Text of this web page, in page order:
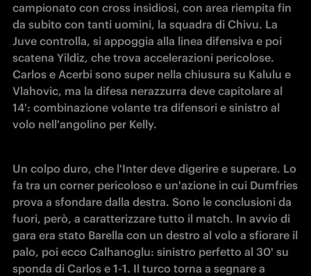
campionato con cross insidiosi, con area riempita fin
da subito con tanti uomini, la squadra di Chivu. La
Juve controlla, si appoggia alla linea difensiva e poi
scatena Yildiz, che trova accelerazioni pericolose.
Carlos e Acerbi sono super nella chiusura su Kalulu e
Vlahovic, ma la difesa nerazzurra deve capitolare al
14': combinazione volante tra difensori e sinistro al
volo nell'angolino per Kelly.
Un colpo duro, che l'Inter deve digerire e superare. Lo
fa tra un corner pericoloso e un'azione in cui Dumfries
prova a sfondare dalla destra. Sono le conclusioni da
fuori, però, a caratterizzare tutto il match. In avvio di
gara era stato Barella con un destro al volo a sfiorare il
palo, poi ecco Calhanoglu: sinistro perfetto al 30' su
sponda di Carlos e 1-1. Il turco torna a segnare a